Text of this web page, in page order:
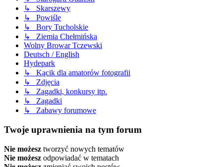
↳ Skarszewy
↳ Powiśle
↳ Bory Tucholskie
↳ Ziemia Chełmińska
Wolny Browar Tczewski
Deutsch / English
Hydepark
↳ Kącik dla amatorów fotografii
↳ Zdjęcia
↳ Zagadki, konkursy itp.
↳ Zagadki
↳ Zabawy forumowe
Twoje uprawnienia na tym forum
Nie możesz tworzyć nowych tematów
Nie możesz odpowiadać w tematach